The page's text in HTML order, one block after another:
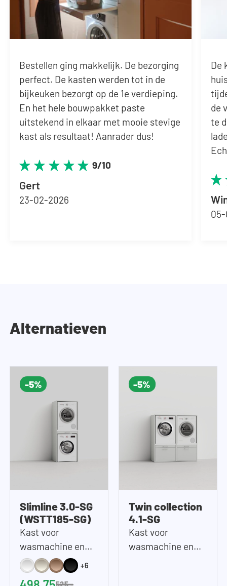
Bestellen ging makkelijk. De bezorging
perfect. De kasten werden tot in de
bijkeuken bezorgt op de 1e verdieping.
En het hele bouwpakket paste
uitstekend in elkaar met mooie stevige
kast als resultaat! Aanrader dus!
9/10
Gert
23-02-2026
De
de
te
05-
Alternatieven
-5%
Slimline 3.0-SG
(WSTT185-SG)
Kast voor
wasmachine en
droger op elkaar in
steen grijze look |
+6
-5%
Twin collection
4.1-SG
Kast voor
wasmachine en